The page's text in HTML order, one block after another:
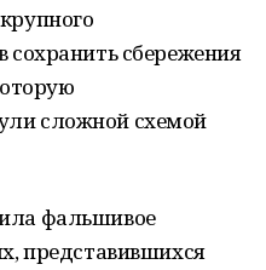
сохранить сбережения
сложной схемой
фальшивое
представившихся